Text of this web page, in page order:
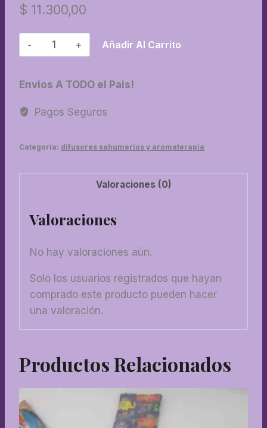
$ 11.300,00
31-
Palo
en
gramos
Añadir Al Carrito
Envios A TODO el Pais!
Pagos Seguros
Categoría: difusores sahumerios y aromaterapia
Valoraciones (0)
Valoraciones
No hay valoraciones aún.
Solo los usuarios registrados que hayan
comprado este producto pueden hacer
una valoración.
Productos Relacionados